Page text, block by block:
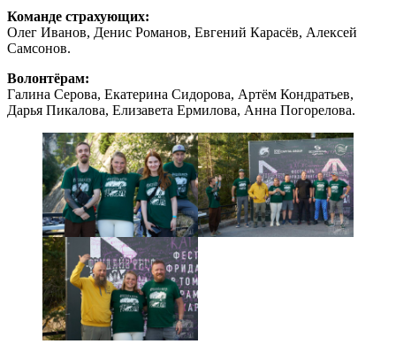
Команде страхующих:
Олег Иванов, Денис Романов, Евгений Карасёв, Алексей
Самсонов.
Волонтёрам:
Галина Серова, Екатерина Сидорова, Артём Кондратьев,
Дарья Пикалова, Елизавета Ермилова, Анна Погорелова.